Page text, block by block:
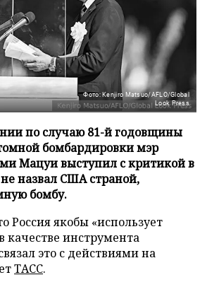
Фото: Kenjiro Matsuo/AFLO/Global
Look Press
по случаю 81-й годовщины
бомбардировки мэр
Мацуи выступил с критикой в
назвал США страной,
бомбу.
Россия якобы «использует
качестве инструмента
это с действиями на
ТАСС.